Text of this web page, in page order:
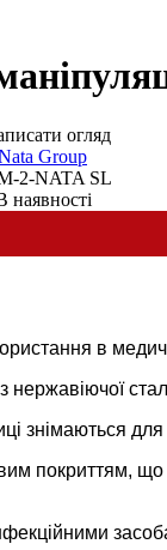
огляд
Group
2-NATA SL
наявності
в
знімаються
покриттям,